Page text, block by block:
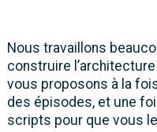
Nous travaillons
construire
vous proposons à la
des épisodes, et une
scripts pour que vous